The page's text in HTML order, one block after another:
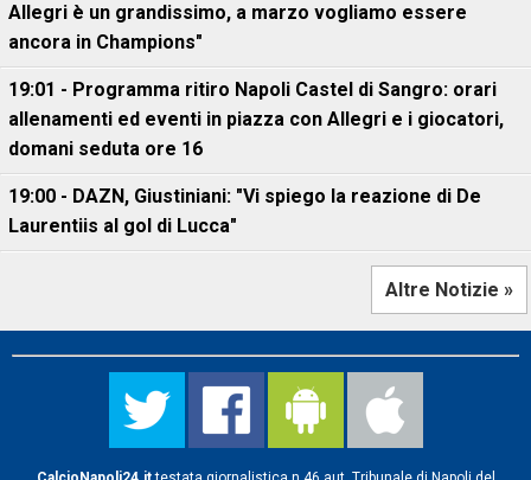
Allegri è un grandissimo, a marzo vogliamo essere
ancora in Champions"
19:01 - Programma ritiro Napoli Castel di Sangro: orari
allenamenti ed eventi in piazza con Allegri e i giocatori,
domani seduta ore 16
19:00 - DAZN, Giustiniani: "Vi spiego la reazione di De
Laurentiis al gol di Lucca"
Altre Notizie »